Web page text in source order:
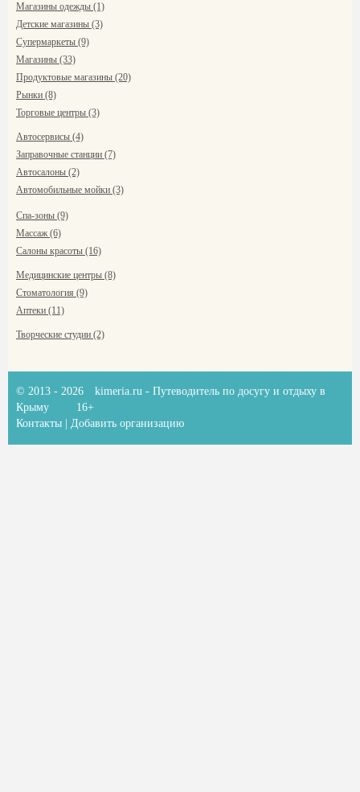
Магазины одежды (1)
Детские магазины (3)
Супермаркеты (9)
Магазины (33)
Продуктовые магазины (20)
Рынки (8)
Торговые центры (3)
Автосервисы (4)
Заправочные станции (7)
Автосалоны (2)
Автомобильные мойки (3)
Спа-зоны (9)
Массаж (6)
Салоны красоты (16)
Медицинские центры (8)
Стоматология (9)
Аптеки (11)
Творческие студии (2)
© 2013 - 2026 kimeria.ru - Путеводитель по досугу и отдыху в
Крыму
16+
Контакты
Добавить организацию